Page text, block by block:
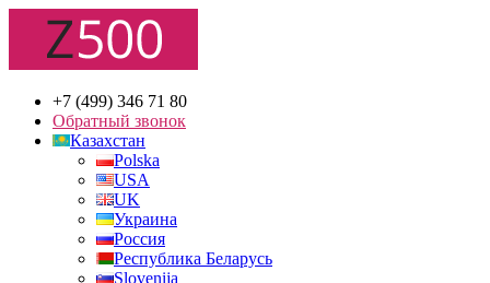
+7 (499) 346 71 80
Обратный звонок
Казахстан
Polska
USA
UK
Украина
Россия
Республика Беларусь
Slovenija